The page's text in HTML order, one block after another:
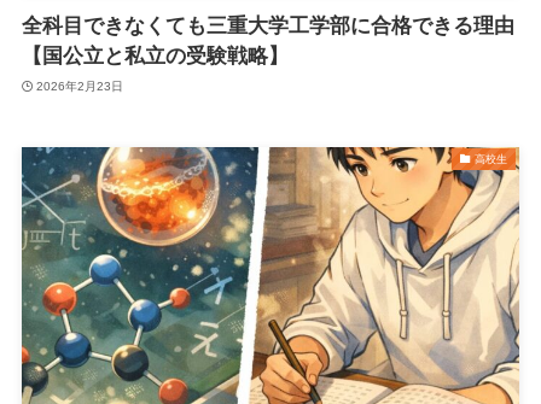
全科目できなくても三重大学工学部に合格できる理由
【国公立と私立の受験戦略】
2026年2月23日
高校生